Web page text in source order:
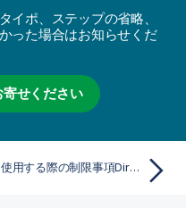
イポ、ステップの省略、
った場合はお知らせくだ
せください
を使用する際の制限事項Direct Discovery